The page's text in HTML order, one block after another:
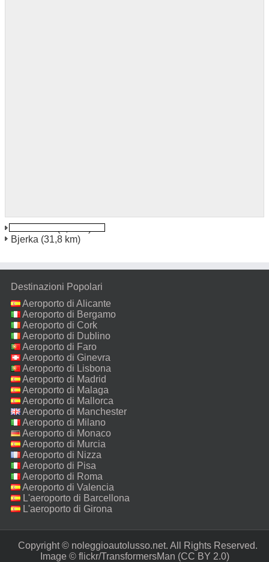
Bjerka (31,8 km)
Destinazioni Popolari
Aeroporto di Alicante
Aeroporto di Bergamo
Aeroporto di Cork
Aeroporto di Dublino
Aeroporto di Faro
Aeroporto di Ginevra
Aeroporto di Lisbona
Aeroporto di Madrid
Aeroporto di Malaga
Aeroporto di Mallorca
Aeroporto di Manchester
Aeroporto di Milano
Malpensa
Aeroporto di Monaco
Aeroporto di Murcia
Aeroporto di Nizza
Aeroporto di Pisa
Aeroporto di Roma
Fiumicino
Aeroporto di Valencia
L'aeroporto di Barcellona
L'aeroporto di Girona
Copyright © noleggioautolusso.net. All Rights Reserved.‎
Image © flickr/TransformersMan (CC BY 2.0)‎